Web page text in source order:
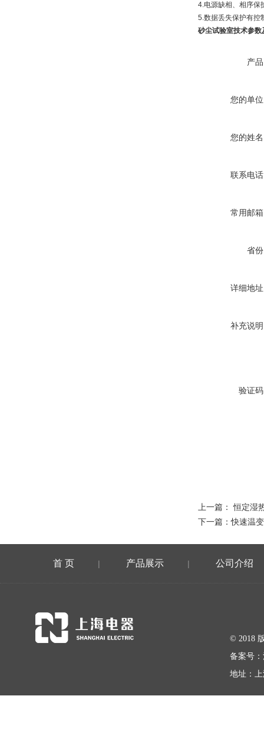
4.电源缺相、相序保
5.数据丢失保护有控
砂尘试验室技术参数
产
您的单
您的姓
联系电
常用邮
省
详细地
补充说
验证
上一篇：恒定湿
下一篇：快速温
首 页 | 产品展示 | 公司介绍
© 2018
备案号：
地址：